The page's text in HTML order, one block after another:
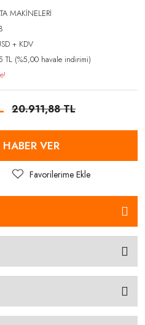
MAKİNELERİ
+ KDV
TL (%5,00 havale indirimi)
20.911,88 TL
VER